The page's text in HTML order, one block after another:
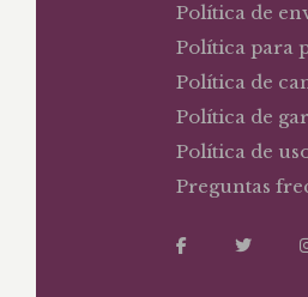
Política de
Política para
Política de
Política de
Política de
Preguntas